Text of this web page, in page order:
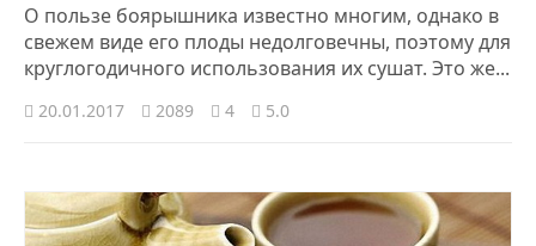
О пользе боярышника известно многим, однако в
свежем виде его плоды недолговечны, поэтому для
круглогодичного использования их сушат. Это же...
20.01.2017 2089 4 5.0